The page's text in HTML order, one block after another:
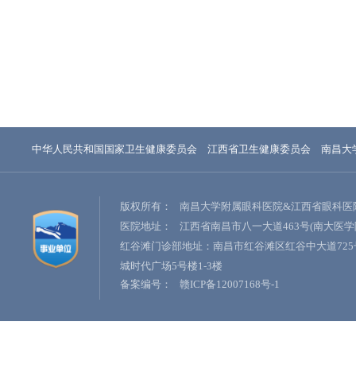
中华人民共和国国家卫生健康委员会 江西省卫生健康委员会 南昌大
版权所有：
南昌大学附属眼科医院&江西省眼科医
医院地址：
江西省南昌市八一大道463号(南大医
红谷滩门诊部地址：南昌市红谷滩区红谷中大道725
城时代广场5号楼1-3楼
备案编号：
赣ICP备12007168号-1